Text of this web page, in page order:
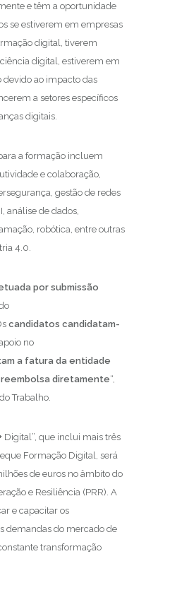
e têm a oportunidade
se estiverem em empresas
digital, tiverem
digital, estiverem em
devido ao impacto das
a setores específicos
digitais.
a formação incluem
e colaboração,
gestão de redes
análise de dados,
robótica, entre outras
4.0.
por submissão
candidatos candidatam-
no
a fatura da entidade
reembolsa diretamente“,
Trabalho.
Digital”, que inclui mais três
Formação Digital, será
de euros no âmbito do
e Resiliência (PRR). A
e capacitar os
demandas do mercado de
transformação